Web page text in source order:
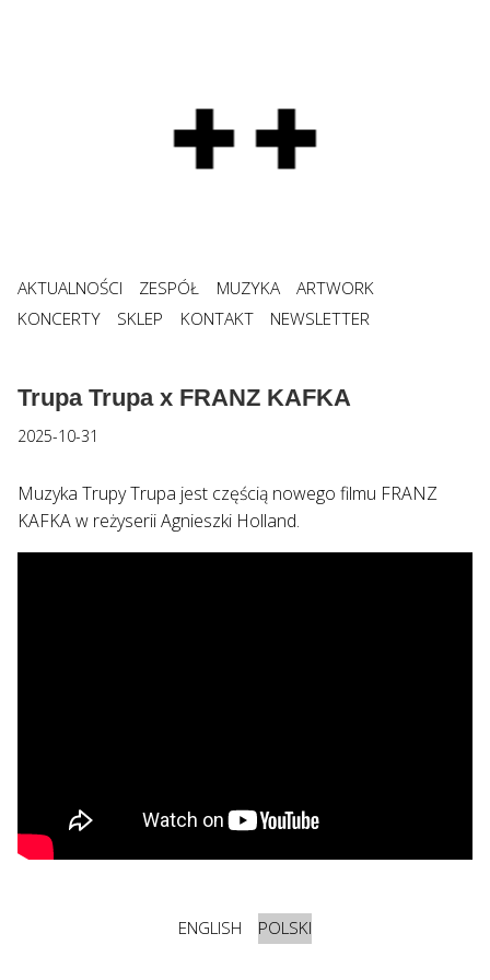
AKTUALNOŚCI ZESPÓŁ MUZYKA
ARTWORK
KONCERTY
SKLEP KONTAKT NEWSLETTER
Trupa Trupa x FRANZ KAFKA
2025-10-31
Muzyka Trupy Trupa jest częścią nowego filmu FRANZ
KAFKA w reżyserii Agnieszki Holland.
ENGLISH POLSKI